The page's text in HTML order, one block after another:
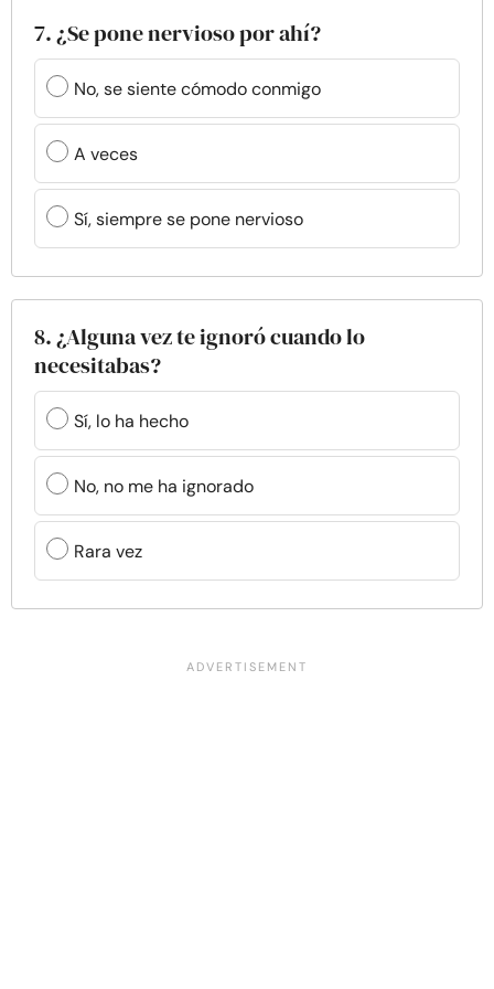
7. ¿Se pone nervioso por ahí?
No, se siente cómodo conmigo
A veces
Sí, siempre se pone nervioso
8. ¿Alguna vez te ignoró cuando lo
necesitabas?
Sí, lo ha hecho
No, no me ha ignorado
Rara vez